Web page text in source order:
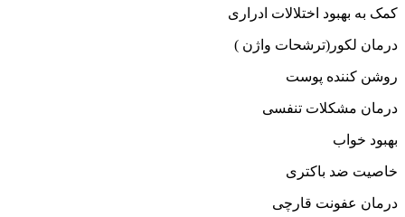
کمک به بهبود اختلالات ادراری
درمان لکور(ترشحات واژن )
روشن کننده پوست
درمان مشکلات تنفسی
بهبود خواب
خاصیت ضد باکتری
درمان عفونت قارچی